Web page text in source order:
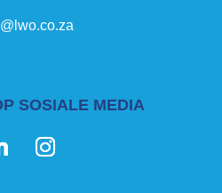
SOSIALE MEDIA